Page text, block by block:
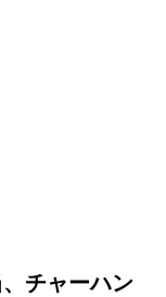
チャーハン